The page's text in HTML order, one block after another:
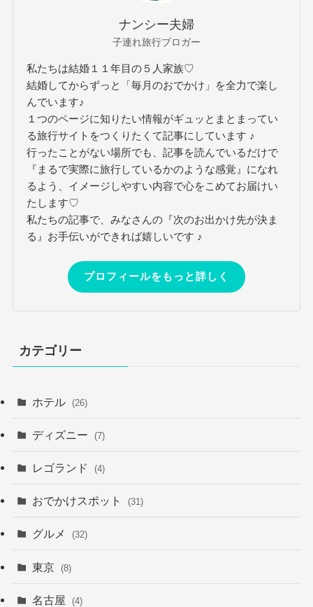
ナンシー夫婦
子連れ旅行ブロガー
私たちは結婚１１年目の５人家族♡
結婚してからずっと「毎月のおでかけ」を全力で楽し
んでいます♪
１つのページに知りたい情報がギュッとまとまってい
る旅行サイトをつくりたくて記事にしています ♪
行ったことがない場所でも、記事を読んでいるだけで
『まるで実際に旅行しているかのような感覚』になれ
るよう、イメージしやすい内容で心をこめてお届けい
たします♡
私たちの記事で、みなさんの『次のお出かけ先が決ま
る』お手伝いができれば嬉しいです ♪
プロフィールをもっと詳しく
カテゴリー
ホテル (26)
ディズニー (7)
レゴランド (4)
おでかけスポット (31)
グルメ (32)
東京 (8)
名古屋 (4)